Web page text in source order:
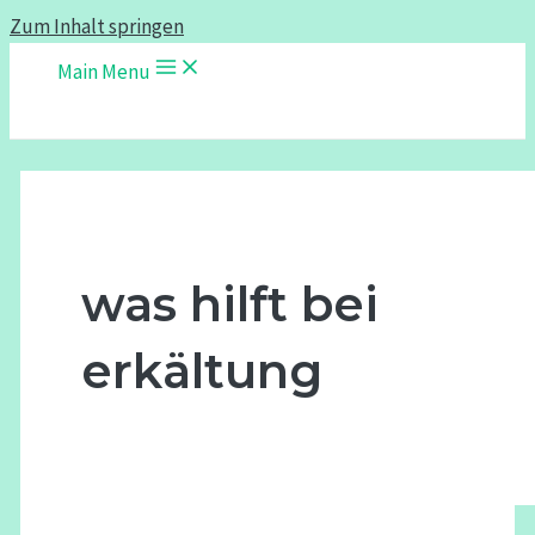
Zum Inhalt springen
Main Menu
was hilft bei
erkältung